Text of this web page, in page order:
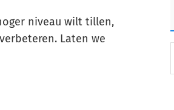
niveau wilt tillen,
Laten we